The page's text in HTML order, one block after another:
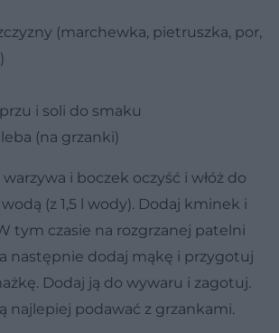
(marchewka, pietruszka, por,
i soli do smaku
(na grzanki)
i boczek oczyść i włóż do
(z 1,5 l wody). Dodaj kminek i
tym czasie na rozgrzanej patelni
a następnie dodaj mąkę i przygotuj
Dodaj ją do wywaru i zagotuj.
najlepiej podawać z grzankami.